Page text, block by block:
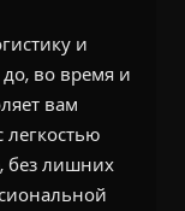
и
во время и
вам
без лишних